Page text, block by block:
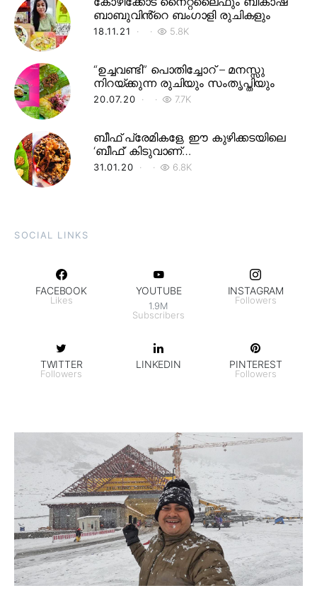
ബാബുവിൻ്റെ ബംഗാളി രുചികളും
18.11.21 5.8K
“ഉച്ചവണ്ടി” പൊതിച്ചോറ് – മനസ്സു
നിറയ്ക്കുന്ന രുചിയും സംതൃപ്തിയും
20.07.20 7.7K
ബീഫ് പ്രേമികളേ, ഈ കുഴിക്കടയിലെ
‘ബീഫ്’ കിടുവാണ്…
31.01.20 6.8K
SOCIAL LINKS
FACEBOOK
Likes
YOUTUBE
1.9M
Subscribers
INSTAGRAM
Followers
TWITTER
Followers
LINKEDIN PINTEREST
Followers